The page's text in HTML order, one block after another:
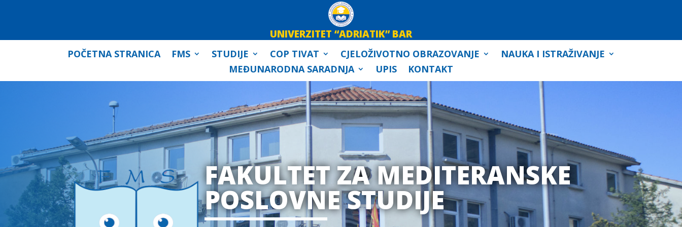
UNIVERZITET “ADRIATIK” BAR
POČETNA STRANICA FMS STUDIJE COP TIVAT CJELOŽIVOTNO OBRAZOVANJE
NAUKA I ISTRAŽIVANJE
MEĐUNARODNA SARADNJA
UPIS KONTAKT
FAKULTET ZA MEDITERANSKE
POSLOVNE STUDIJE